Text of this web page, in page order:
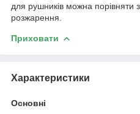
для рушників можна порівняти
розжарення.
Приховати
Характеристики
Основні